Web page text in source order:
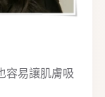
容易讓肌膚吸